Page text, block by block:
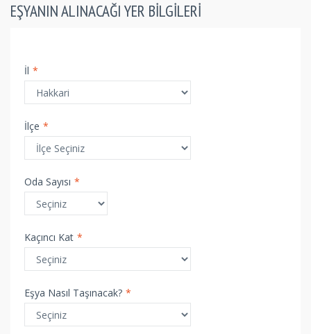
EŞYANIN ALINACAĞI YER BILGILERI
İl *
İlçe *
Oda Sayısı *
Kaçıncı Kat *
Eşya Nasıl Taşınacak? *